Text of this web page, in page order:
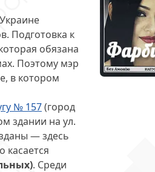
Подготовка к
обязана
Поэтому мэр
в котором
№ 157(город
здании на ул.
— здесь
касается
. Среди